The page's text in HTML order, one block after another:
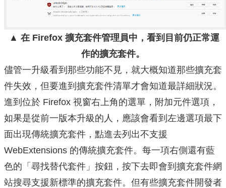
▲ 在 Firefox 擴充套件管理員中，看到目前仍正常運
作的擴充套件。
儘管一升級看到那些功能不見，就大概知道那些擴充套
件失效，但要進到擴充套件清單才會知道最詳細狀況。
進到位於 Firefox 視窗右上角的選單，附加元件選項，
如果是從前一版本升級的人，應該會看到左邊選項最下
面出現傳統擴充套件，點進去列出不支援
WebExtensions 的傳統擴充套件。每一項右側還有藍
色的「尋找替代套件」按鈕，按下去即會到擴充套件網
站搜尋支援新標準的擴充套件。但有些擴充套件開發者